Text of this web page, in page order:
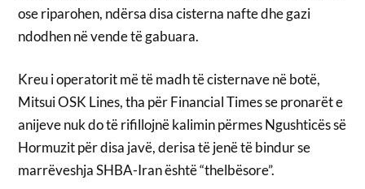
ose riparohen, ndërsa disa cisterna nafte dhe gazi
ndodhen në vende të gabuara.
Kreu i operatorit më të madh të cisternave në botë,
Mitsui OSK Lines, tha për Financial Times se pronarët e
anijeve nuk do të rifillojnë kalimin përmes Ngushticës së
Hormuzit për disa javë, derisa të jenë të bindur se
marrëveshja SHBA-Iran është “thelbësore”.